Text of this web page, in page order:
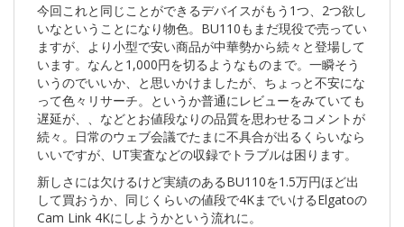
今回これと同じことができるデバイスがもう1つ、2つ欲し
いなということになり物色。BU110もまだ現役で売ってい
ますが、より小型で安い商品が中華勢から続々と登場して
います。なんと1,000円を切るようなものまで。一瞬そう
いうのでいいか、と思いかけましたが、ちょっと不安にな
って色々リサーチ。というか普通にレビューをみていても
遅延が、、などとお値段なりの品質を思わせるコメントが
続々。日常のウェブ会議でたまに不具合が出るくらいなら
いいですが、UT実査などの収録でトラブルは困ります。
新しさには欠けるけど実績のあるBU110を1.5万円ほど出
して買おうか、同じくらいの値段で4KまでいけるElgatoの
Cam Link 4Kにしようかという流れに。